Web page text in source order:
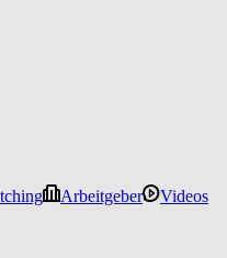
Arbeitgeber
Videos